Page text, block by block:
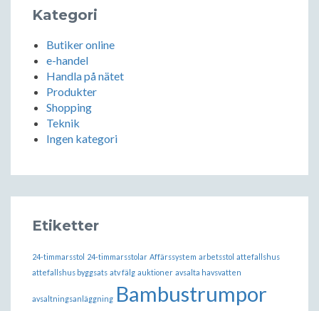
Kategori
Butiker online
e-handel
Handla på nätet
Produkter
Shopping
Teknik
Ingen kategori
Etiketter
24-timmarsstol 24-timmarsstolar Affärssystem arbetsstol attefallshus
attefallshus byggsats atv fälg auktioner avsalta havsvatten
avsaltningsanläggning Bambustrumpor